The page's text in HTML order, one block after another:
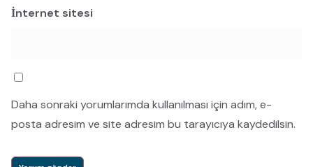
İnternet sitesi
Daha sonraki yorumlarımda kullanılması için adım, e-
posta adresim ve site adresim bu tarayıcıya kaydedilsin.